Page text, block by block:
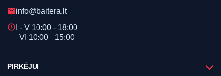
emailinfo@baitera.lt
schedule I - V 10:00 - 18:00
VI 10:00 - 15:00
PIRKĖJUI